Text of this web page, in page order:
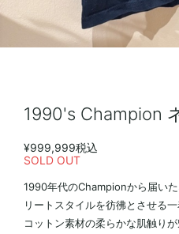
1990's Champion
¥999,999税込
SOLD OUT
1990年代のChampionから届い
リートスタイルを彷彿とさせる一
コットン素材の柔らかな肌触りが